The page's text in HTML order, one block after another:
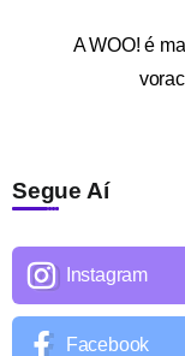
AWOO! é
Segue Aí
Instagram
Facebook